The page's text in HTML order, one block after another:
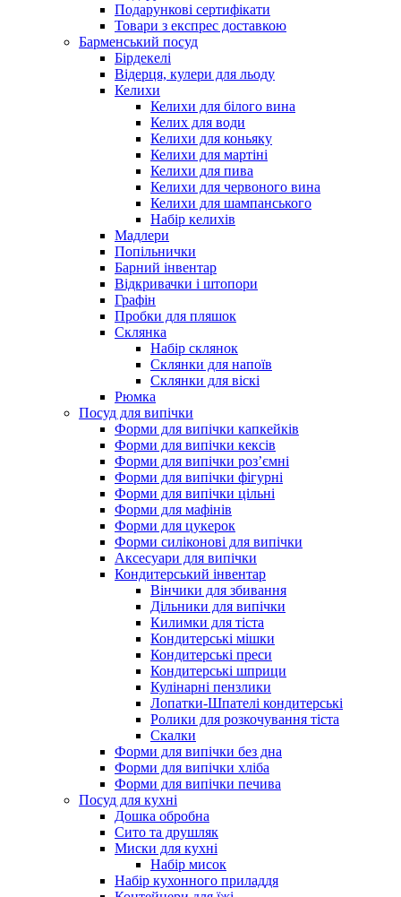
Подарункові сертифікати
Товари з експрес доставкою
Барменський посуд
Бірдекелі
Відерця, кулери для льоду
Келихи
Келихи для білого вина
Келих для води
Келихи для коньяку
Келихи для мартіні
Келихи для пива
Келихи для червоного вина
Келихи для шампанського
Набір келихів
Мадлери
Попільнички
Барний інвентар
Відкривачки і штопори
Графін
Пробки для пляшок
Склянка
Набір склянок
Склянки для напоїв
Склянки для віскі
Рюмка
Посуд для випічки
Форми для випічки капкейків
Форми для випічки кексів
Форми для випічки роз’ємні
Форми для випічки фігурні
Форми для випічки цільні
Форми для мафінів
Форми для цукерок
Форми силіконові для випічки
Аксесуари для випічки
Кондитерський інвентар
Вінчики для збивання
Дільники для випічки
Килимки для тіста
Кондитерські мішки
Кондитерські преси
Кондитерські шприци
Кулінарні пензлики
Лопатки-Шпателі кондитерські
Ролики для розкочування тіста
Скалки
Форми для випічки без дна
Форми для випічки хліба
Форми для випічки печива
Посуд для кухні
Дошка обробна
Сито та друшляк
Миски для кухні
Набір мисок
Набір кухонного приладдя